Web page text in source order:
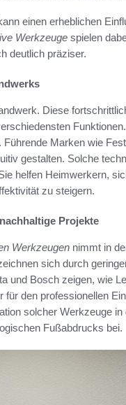
einen erheblichen
Werkzeuge spielen
deutlich präziser.
Diese
Marken wie
gestalten. Solche
helfen Heimwerkern,
zu steigern.
Projekte
Werkzeugen nimmt in
sich durch
und Bosch zeigen, wie
für den professionellen
solcher Werkzeuge in
Fußabdrucks bei.